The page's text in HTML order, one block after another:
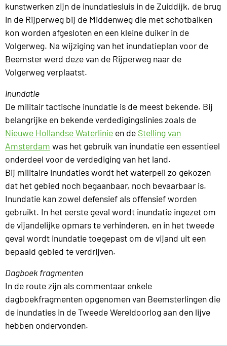
kunstwerken zijn de inundatiesluis in de Zuiddijk, de brug
in de Rijperweg bij de Middenweg die met schotbalken
kon worden afgesloten en een kleine duiker in de
Volgerweg. Na wijziging van het inundatieplan voor de
Beemster werd deze van de Rijperweg naar de
Volgerweg verplaatst.
Inundatie
De militair tactische inundatie is de meest bekende. Bij
belangrijke en bekende verdedigingslinies zoals de
Nieuwe Hollandse Waterlinie en de Stelling van
Amsterdam was het gebruik van inundatie een essentieel
onderdeel voor de verdediging van het land.
Bij militaire inundaties wordt het waterpeil zo gekozen
dat het gebied noch begaanbaar, noch bevaarbaar is.
Inundatie kan zowel defensief als offensief worden
gebruikt. In het eerste geval wordt inundatie ingezet om
de vijandelijke opmars te verhinderen, en in het tweede
geval wordt inundatie toegepast om de vijand uit een
bepaald gebied te verdrijven.
Dagboek fragmenten
In de route zijn als commentaar enkele
dagboekfragmenten opgenomen van Beemsterlingen die
de inundaties in de Tweede Wereldoorlog aan den lijve
hebben ondervonden.